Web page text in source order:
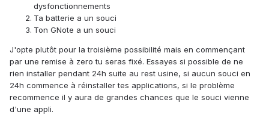
dysfonctionnements
Ta batterie a un souci
Ton GNote a un souci
J'opte plutôt pour la troisième possibilité mais en commençant
par une remise à zero tu seras fixé. Essayes si possible de ne
rien installer pendant 24h suite au rest usine, si aucun souci en
24h commence à réinstaller tes applications, si le problème
recommence il y aura de grandes chances que le souci vienne
d'une appli.